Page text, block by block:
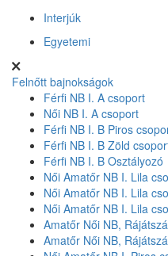
Interjúk
Egyetemi
Felnőtt bajnokságok
Férfi NB I. A csoport
Női NB I. A csoport
Férfi NB I. B Piros
Férfi NB I. B Zöld
Férfi NB I. B Osztályozó
Női Amatőr NB I. Lila
Női Amatőr NB I. Lila
Női Amatőr NB I. Lila
Amatőr Női NB,
Amatőr Női NB,